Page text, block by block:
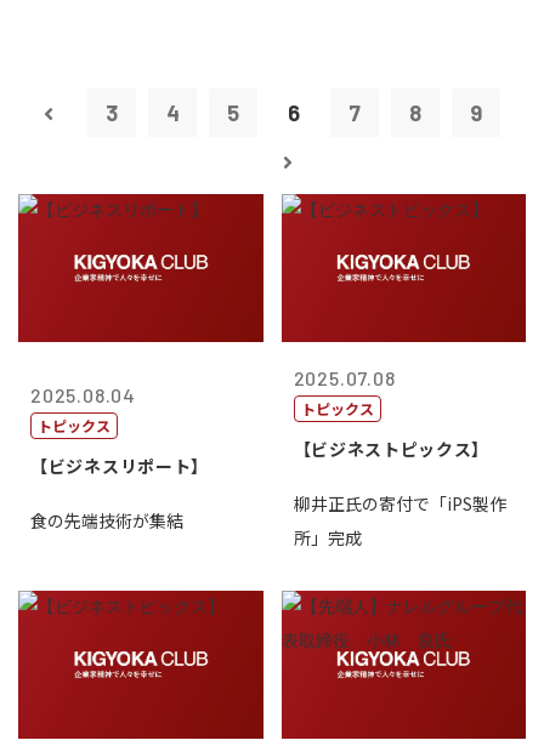
3 4 5 6 7 8 9
2025.08.04
トピックス
【ビジネスリポート】
食の先端技術が集結
2025.07.08
トピックス
【ビジネストピックス】
柳井正氏の寄付で「iPS製作
所」完成